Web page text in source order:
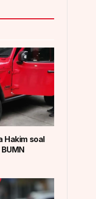
Hakim soal